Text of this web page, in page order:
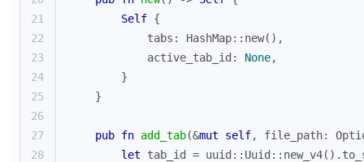
21
Self {
22
            tabs: HashMap::new(),
23
            active_tab_id:
None,
24
        }
25
    }
26
27
pub fn add_tab(&mut self, file_path:
28
let tab_id =